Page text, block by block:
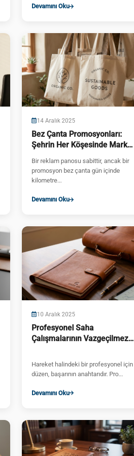
Devamını Oku
14 Aralık 2025
Bez Çanta Promosyonları:
Şehrin Her Köşesinde Marka
Bir reklam panosu sabittir, ancak bir
promosyon bez çanta gün içinde
kilometre...
Devamını Oku
10 Aralık 2025
Profesyonel Saha
Çalışmalarının Vazgeçilmezi:
Hareket halindeki bir profesyonel için
düzen, başarının anahtarıdır. Pro...
Devamını Oku